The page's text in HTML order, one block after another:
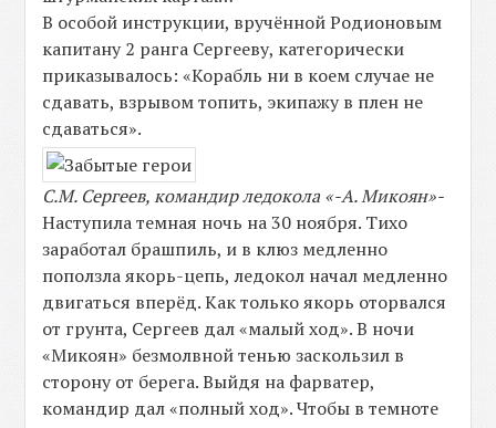
В особой инструкции, вручённой Родионовым
капитану 2 ранга Сергееву, категорически
приказывалось: «Корабль ни в коем случае не
сдавать, взрывом топить, экипажу в плен не
сдаваться».
С.М. Сергеев, командир ледокола «-А. Микоян»-
Наступила темная ночь на 30 ноября. Тихо
заработал брашпиль, и в клюз медленно
поползла якорь-цепь, ледокол начал медленно
двигаться вперёд. Как только якорь оторвался
от грунта, Сергеев дал «малый ход». В ночи
«Микоян» безмолвной тенью заскользил в
сторону от берега. Выйдя на фарватер,
командир дал «полный ход». Чтобы в темноте